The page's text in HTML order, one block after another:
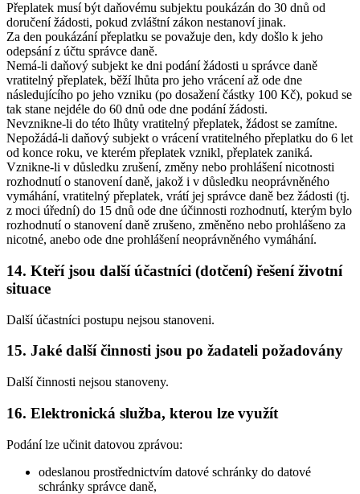
Přeplatek musí být daňovému subjektu poukázán do 30 dnů od
doručení žádosti, pokud zvláštní zákon nestanoví jinak.
Za den poukázání přeplatku se považuje den, kdy došlo k jeho
odepsání z účtu správce daně.
Nemá-li daňový subjekt ke dni podání žádosti u správce daně
vratitelný přeplatek, běží lhůta pro jeho vrácení až ode dne
následujícího po jeho vzniku (po dosažení částky 100 Kč), pokud se
tak stane nejdéle do 60 dnů ode dne podání žádosti.
Nevznikne-li do této lhůty vratitelný přeplatek, žádost se zamítne.
Nepožádá-li daňový subjekt o vrácení vratitelného přeplatku do 6 let
od konce roku, ve kterém přeplatek vznikl, přeplatek zaniká.
Vznikne-li v důsledku zrušení, změny nebo prohlášení nicotnosti
rozhodnutí o stanovení daně, jakož i v důsledku neoprávněného
vymáhání, vratitelný přeplatek, vrátí jej správce daně bez žádosti (tj.
z moci úřední) do 15 dnů ode dne účinnosti rozhodnutí, kterým bylo
rozhodnutí o stanovení daně zrušeno, změněno nebo prohlášeno za
nicotné, anebo ode dne prohlášení neoprávněného vymáhání.
14. Kteří jsou další účastníci (dotčení) řešení životní
situace
Další účastníci postupu nejsou stanoveni.
15. Jaké další činnosti jsou po žadateli požadovány
Další činnosti nejsou stanoveny.
16. Elektronická služba, kterou lze využít
Podání lze učinit datovou zprávou:
odeslanou prostřednictvím datové schránky do datové
schránky správce daně,